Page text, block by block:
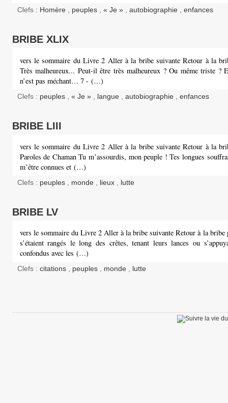
Clefs : Homère , peuples , « Je » , autobiographie , enfances
BRIBE XLIX
vers le sommaire du Livre 2 Aller à la bribe suivante Retour à la
Très malheureux... Peut-il être très malheureux ? Ou même triste ?
n’est pas méchant… 7 - (…)
Clefs : peuples « Je » langue autobiographie enfances
BRIBE LIII
vers le sommaire du Livre 2 Aller à la bribe suivante Retour à la
Paroles de Chaman Tu m’assourdis, mon peuple ! Tes longues
m’être connues et (…)
Clefs : peuples monde lieux lutte
BRIBE LV
vers le sommaire du Livre 2 Aller à la bribe suivante Retour à la bribe
s’étaient rangés le long des crêtes, tenant leurs lances ou
confondus avec les (…)
Clefs : citations peuples monde lutte